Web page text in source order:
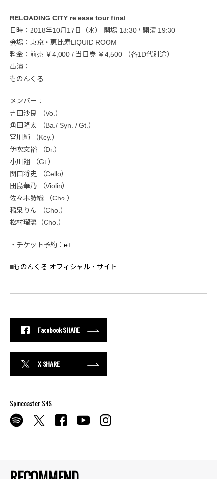
RELOADING CITY release tour final
日時：2018年10月17日（水） 開場 18:30 / 開演 19:30
会場：東京・恵比寿LIQUID ROOM
料金：前売 ￥4,000 / 当日券 ￥4,500 （各1D代別途）
出演：
ものんくる
メンバー：
吉田沙良 （Vo.）
角田隆太 （Ba./ Syn. / Gt.）
宮川純 （Key.）
伊吹文裕 （Dr.）
小川翔 （Gt.）
関口将史 （Cello）
田島華乃 （Violin）
佐々木詩織 （Cho.）
稲泉りん （Cho.）
松村瑠璃（Cho.）
・チケット予約： e+
■ものんくる オフィシャル・サイト
Facebook SHARE
X SHARE
Spincoaster SNS